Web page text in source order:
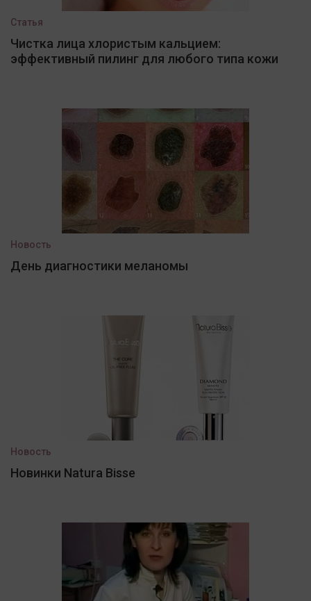
Статья
Чистка лица хлористым кальцием:
эффективный пилинг для любого типа кожи
Новость
День диагностики меланомы
Новость
Новинки Natura Bisse